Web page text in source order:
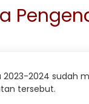
2024 sudah
tersebut.